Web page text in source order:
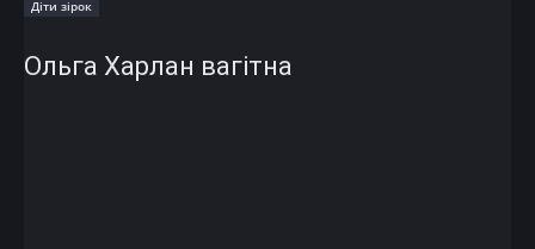
Діти зірок
Ольга Харлан вагітна